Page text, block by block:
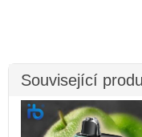
Související